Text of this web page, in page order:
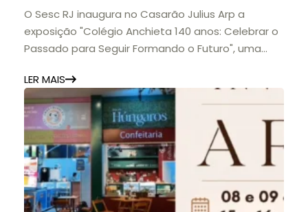
O Sesc RJ inaugura no Casarão Julius Arp a
exposição "Colégio Anchieta 140 anos: Celebrar o
Passado para Seguir Formando o Futuro", uma
importantes instituições de ensino de Nova
Friburgo e do Brasil.
A mostra convida o público a conhecer o legado
do Colégio Anchieta por meio de documentos,
histórias e marcos que evidenciam sua
contribuição para a educação, a cultura e a
formação de gerações.
LER MAIS